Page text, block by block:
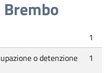
1
o detenzione
1